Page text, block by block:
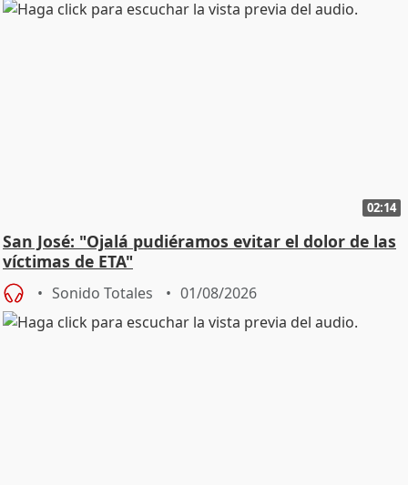
02:14
San José: "Ojalá pudiéramos evitar el dolor de las
víctimas de ETA"
Sonido Totales 01/08/2026